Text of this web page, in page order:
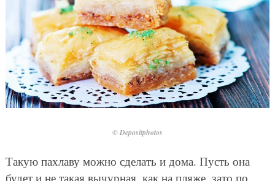
© Depositphotos
Такую пахлаву можно сделать и дома. Пусть она
будет и не такая вычурная, как на пляже, зато по